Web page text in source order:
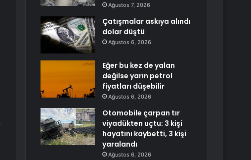
Ağustos 7, 2026
Çatışmalar askıya alındı
dolar düştü
Ağustos 6, 2026
Eğer bu kez de yalan
değilse yarın petrol
fiyatları düşebilir
Ağustos 6, 2026
Otomobile çarpan tır
viyadükten uçtu: 3 kişi
hayatını kaybetti, 3 kişi
yaralandı
Ağustos 6, 2026